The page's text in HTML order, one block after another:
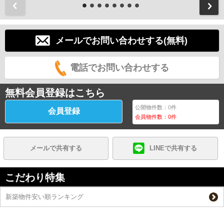
メールでお問い合わせする(無料)
電話でお問い合わせする
無料会員登録はこちら
会員登録 公開物件数：0件
会員物件数：0件
メールで共有する LINEで共有する
こだわり特集
新築物件安い順ランキング